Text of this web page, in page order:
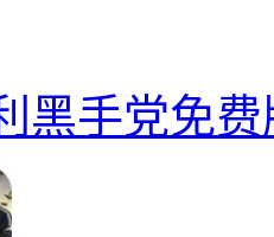
黑手党免